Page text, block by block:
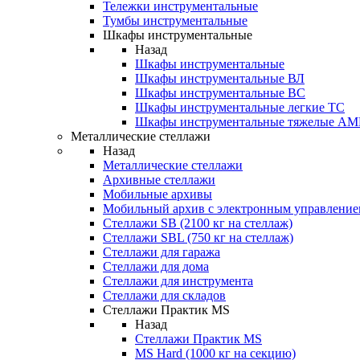
Тележки инструментальные
Тумбы инструментальные
Шкафы инструментальные
Назад
Шкафы инструментальные
Шкафы инструментальные ВЛ
Шкафы инструментальные ВС
Шкафы инструментальные легкие ТС
Шкафы инструментальные тяжелые
Металлические стеллажи
Назад
Металлические стеллажи
Архивные стеллажи
Мобильные архивы
Мобильный архив с электронным
Стеллажи SB (2100 кг на стеллаж)
Стеллажи SBL (750 кг на стеллаж)
Стеллажи для гаража
Стеллажи для дома
Стеллажи для инструмента
Стеллажи для складов
Стеллажи Практик MS
Назад
Стеллажи Практик MS
MS Hard (1000 кг на секцию)